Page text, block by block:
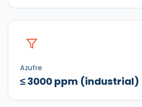
Azufre
≤ 3000 ppm (industrial)